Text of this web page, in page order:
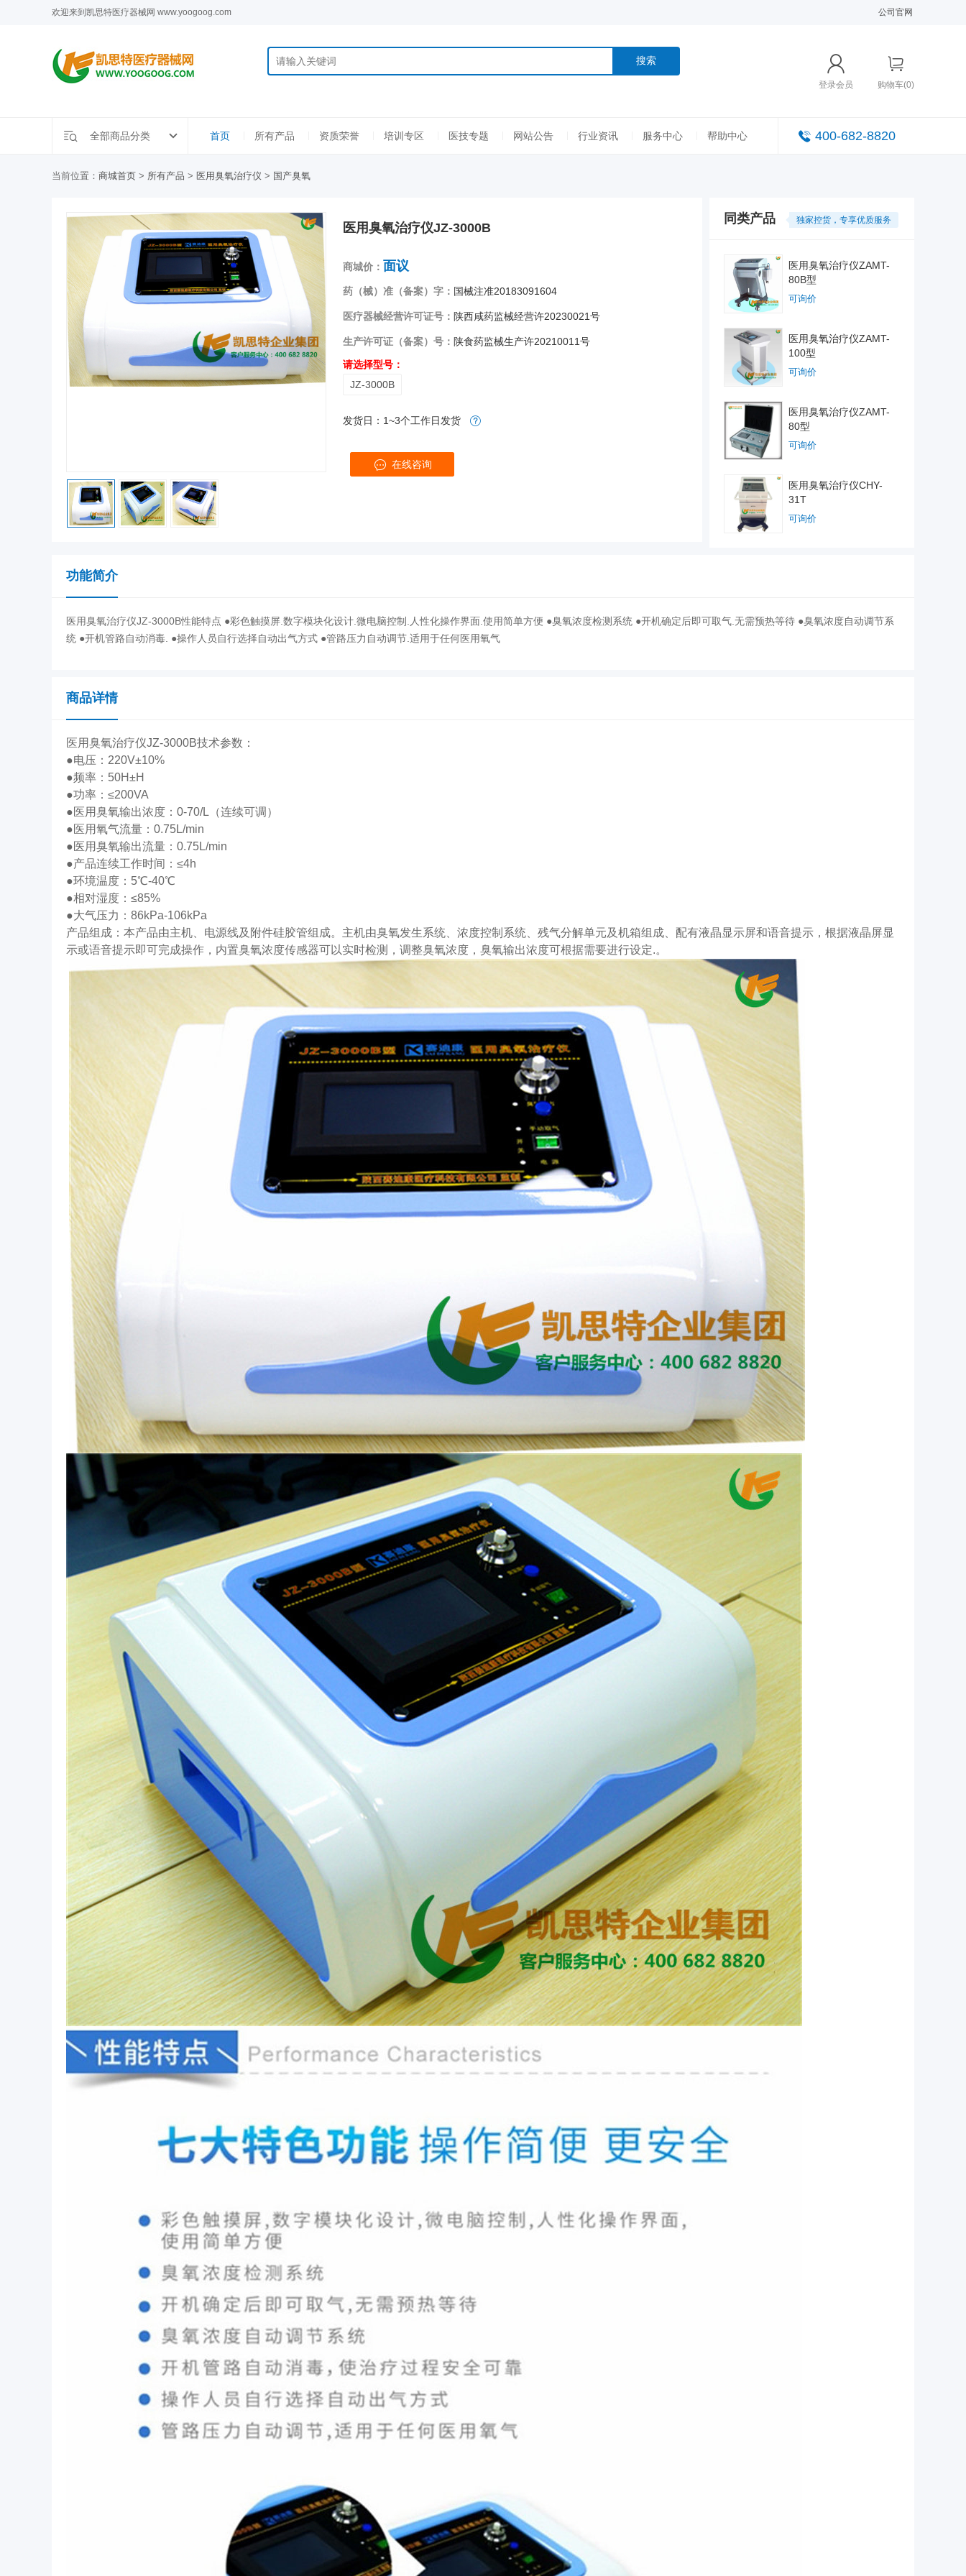
欢迎来到凯思特医疗器械网 www.yoogoog.com 公司官网
搜索
登录会员 购物车(0)
全部商品分类 首页 所有产品 资质荣誉 培训专区 医技专题 网站公告 行业资讯 服务中心 帮助中心 400-682-8820
当前位置： 商城首页 > 所有产品 > 医用臭氧治疗仪 > 国产臭氧
医用臭氧治疗仪JZ-3000B
商城价： 面议
药（械）准（备案）字： 国械注准20183091604
医疗器械经营许可证号： 陕西咸药监械经营许20230021号
生产许可证（备案）号： 陕食药监械生产许20210011号
请选择型号：
JZ-3000B
发货日：1~3个工作日发货
在线咨询
同类产品 独家控货，专享优质服务
医用臭氧治疗仪ZAMT-
80B型
可询价
医用臭氧治疗仪ZAMT-
100型
可询价
医用臭氧治疗仪ZAMT-
80型
可询价
医用臭氧治疗仪CHY-
31T
可询价
功能简介
医用臭氧治疗仪JZ-3000B性能特点 ●彩色触摸屏.数字模块化设计.微电脑控制.人性化操作界面.使用简单方便 ●臭氧浓度检测系统 ●开机确定后即可取气.无需预热等待 ●臭氧浓度自动调节系
统 ●开机管路自动消毒. ●操作人员自行选择自动出气方式 ●管路压力自动调节.适用于任何医用氧气
商品详情
医用臭氧治疗仪JZ-3000B技术参数：
●电压：220V±10%
●频率：50H±H
●功率：≤200VA
●医用臭氧输出浓度：0-70/L（连续可调）
●医用氧气流量：0.75L/min
●医用臭氧输出流量：0.75L/min
●产品连续工作时间：≤4h
●环境温度：5℃-40℃
●相对湿度：≤85%
●大气压力：86kPa-106kPa
产品组成：本产品由主机、电源线及附件硅胶管组成。主机由臭氧发生系统、浓度控制系统、残气分解单元及机箱组成、配有液晶显示屏和语音提示，根据液晶屏显
示或语音提示即可完成操作，内置臭氧浓度传感器可以实时检测，调整臭氧浓度，臭氧输出浓度可根据需要进行设定.。